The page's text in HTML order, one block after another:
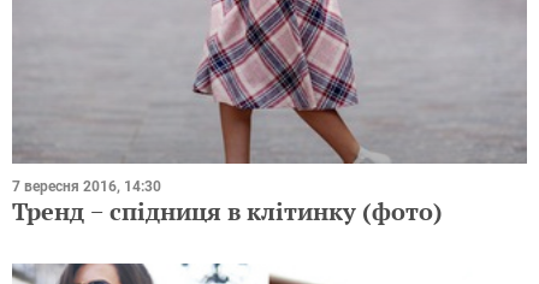
7 вересня 2016, 14:30
Тренд − спідниця в клітинку (фото)